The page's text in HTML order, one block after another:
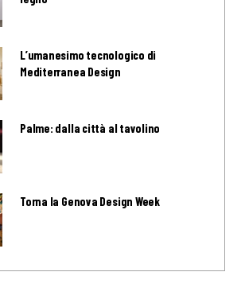
L’umanesimo tecnologico di
Mediterranea Design
Palme: dalla città al tavolino
Torna la Genova Design Week